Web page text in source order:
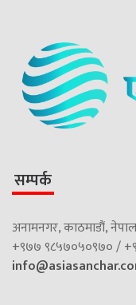
सम्पर्क
अनामनगर, काठमाडौं, नेपाल
+९७७ ९८५७०५०९७० /